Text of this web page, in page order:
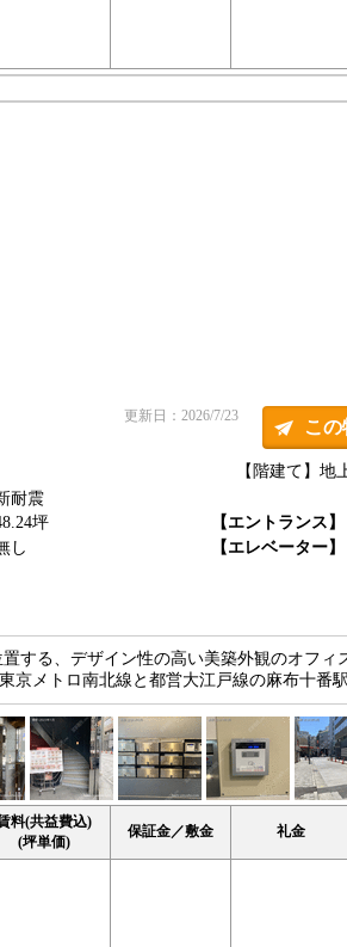
更新日：2026/7/23
こ
【階建て】地
耐震
坪
【エントランス】
し 【エレベーター】
する、デザイン性の高い美築外観のオフィ
京メトロ南北線と都営大江戸線の麻布十番
料(共益費込)
(坪単価)
保証金／敷金 礼金